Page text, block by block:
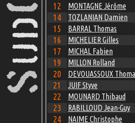
12 MONTAGNE Jérôme
14 TOZLANIAN Damien
15 BARRAL Thomas
16 MICHELIER Gilles
17 MICHAL Fabien
19 MILLON Rolland
20 DEVOUASSOUX
21 JUIF Styve
22 MOUNARD Thibaud
23 RABILLOUD Jean-Guy
24 NAIME Christophe